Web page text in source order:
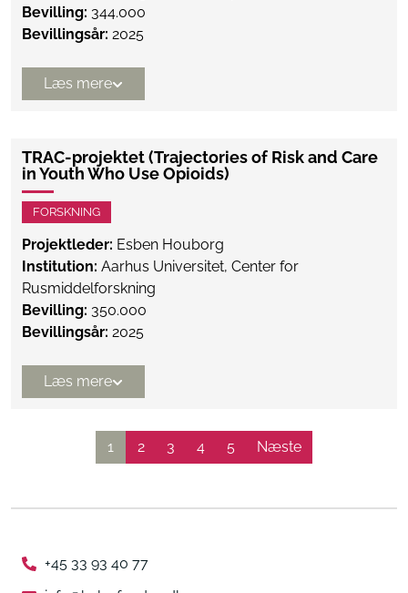
Bevilling: 344.000
Bevillingsår: 2025
Læs mere
TRAC-projektet (Trajectories of Risk and Care
in Youth Who Use Opioids)
FORSKNING
Projektleder: Esben Houborg
Institution: Aarhus Universitet, Center for
Rusmiddelforskning
Bevilling: 350.000
Bevillingsår: 2025
Læs mere
1 2 3 4 5 Næste
+45 33 93 40 77